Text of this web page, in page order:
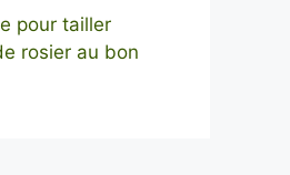
pour tailler
rosier au bon